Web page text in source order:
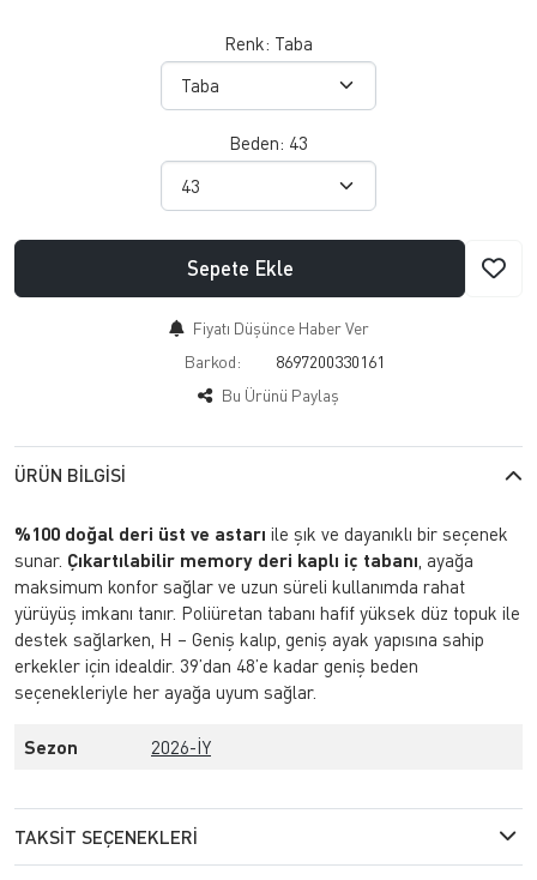
Renk: Taba
Beden: 43
Sepete Ekle
Fiyatı Düşünce Haber Ver
Barkod:
8697200330161
Bu Ürünü Paylaş
ÜRÜN BILGISI
%100 doğal deri üst ve astarı ile şık ve dayanıklı bir seçenek
sunar. Çıkartılabilir memory deri kaplı iç tabanı , ayağa
maksimum konfor sağlar ve uzun süreli kullanımda rahat
yürüyüş imkanı tanır. Poliüretan tabanı hafif yüksek düz topuk ile
destek sağlarken, H – Geniş kalıp, geniş ayak yapısına sahip
erkekler için idealdir. 39’dan 48’e kadar geniş beden
seçenekleriyle her ayağa uyum sağlar.
Sezon 2026-İY
TAKSIT SEÇENEKLERI